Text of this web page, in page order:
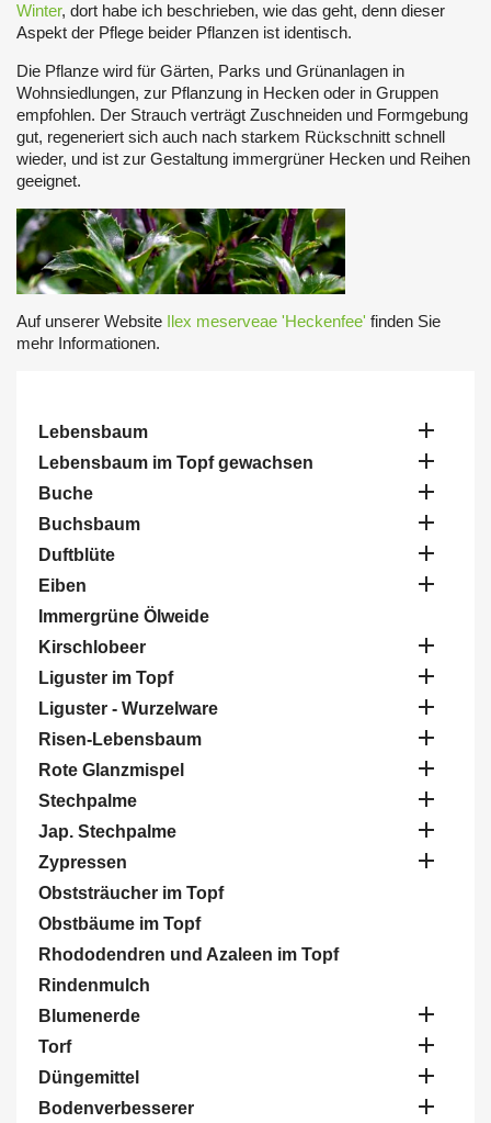
Lebensbaum 
Lebensbaum im Topf gewachsen 
Buche 
Buchsbaum 
Duftblüte 
Eiben 
Immergrüne Ölweide
Kirschlobeer

Liguster im Topf 
Liguster - Wurzelware 
Risen-Lebensbaum 
Rote Glanzmispel 
Stechpalme 
Jap. Stechpalme 
Zypressen 
Obststräucher im Topf
Obstbäume im Topf
Rhododendren und Azaleen im Topf
Rindenmulch
Blumenerde

Torf 
Düngemittel 
Bodenverbesserer 
Winter, dort habe ich beschrieben, wie das geht, denn dieser
Aspekt der Pflege beider Pflanzen ist identisch.
Die Pflanze wird für Gärten, Parks und Grünanlagen in
Wohnsiedlungen, zur Pflanzung in Hecken oder in Gruppen
empfohlen. Der Strauch verträgt Zuschneiden und Formgebung
gut, regeneriert sich auch nach starkem Rückschnitt schnell
wieder, und ist zur Gestaltung immergrüner Hecken und Reihen
geeignet.
Auf unserer Website Ilex meserveae 'Heckenfee' finden Sie
mehr Informationen.